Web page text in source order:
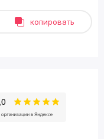
копировать